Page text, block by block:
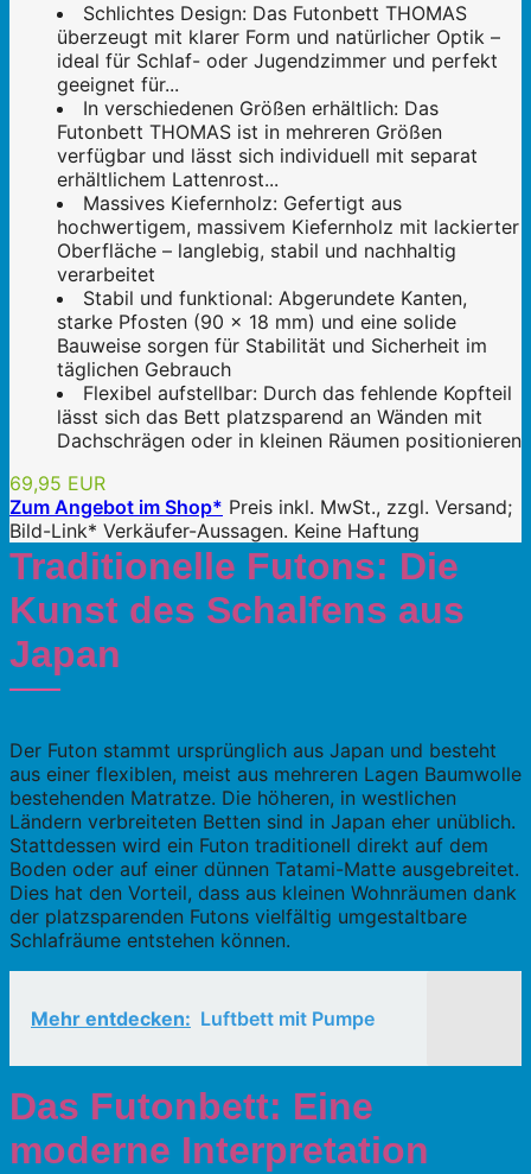
Schlichtes Design: Das Futonbett THOMAS
überzeugt mit klarer Form und natürlicher Optik –
ideal für Schlaf- oder Jugendzimmer und perfekt
geeignet für...
In verschiedenen Größen erhältlich: Das
Futonbett THOMAS ist in mehreren Größen
verfügbar und lässt sich individuell mit separat
erhältlichem Lattenrost...
Massives Kiefernholz: Gefertigt aus
hochwertigem, massivem Kiefernholz mit lackierter
Oberfläche – langlebig, stabil und nachhaltig
verarbeitet
Stabil und funktional: Abgerundete Kanten,
starke Pfosten (90 x 18 mm) und eine solide
Bauweise sorgen für Stabilität und Sicherheit im
täglichen Gebrauch
Flexibel aufstellbar: Durch das fehlende Kopfteil
lässt sich das Bett platzsparend an Wänden mit
Dachschrägen oder in kleinen Räumen positionieren
69,95 EUR
Zum Angebot im Shop* Preis inkl. MwSt., zzgl. Versand;
Bild-Link* Verkäufer-Aussagen. Keine Haftung
Traditionelle Futons: Die
Kunst des Schalfens aus
Japan
Der Futon stammt ursprünglich aus Japan und besteht
aus einer flexiblen, meist aus mehreren Lagen Baumwolle
bestehenden Matratze. Die höheren, in westlichen
Ländern verbreiteten Betten sind in Japan eher unüblich.
Stattdessen wird ein Futon traditionell direkt auf dem
Boden oder auf einer dünnen Tatami-Matte ausgebreitet.
Dies hat den Vorteil, dass aus kleinen Wohnräumen dank
der platzsparenden Futons vielfältig umgestaltbare
Schlafräume entstehen können.
Mehr entdecken: Luftbett mit Pumpe
Das Futonbett: Eine
moderne Interpretation